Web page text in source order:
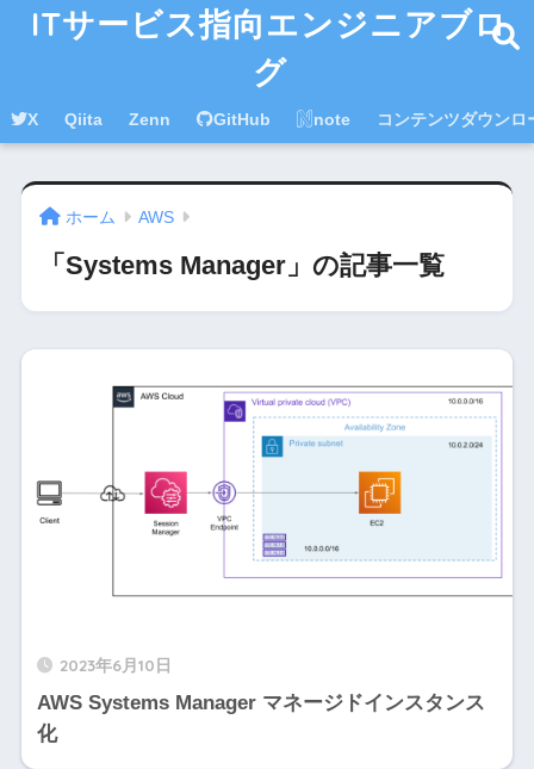
ITサービス指向エンジニアブロ
グ
X Qiita Zenn GitHub note コンテンツダウンロ
ホーム AWS
「Systems Manager」の記事一覧
2023年6月10日
AWS Systems Manager マネージドインスタンス
化